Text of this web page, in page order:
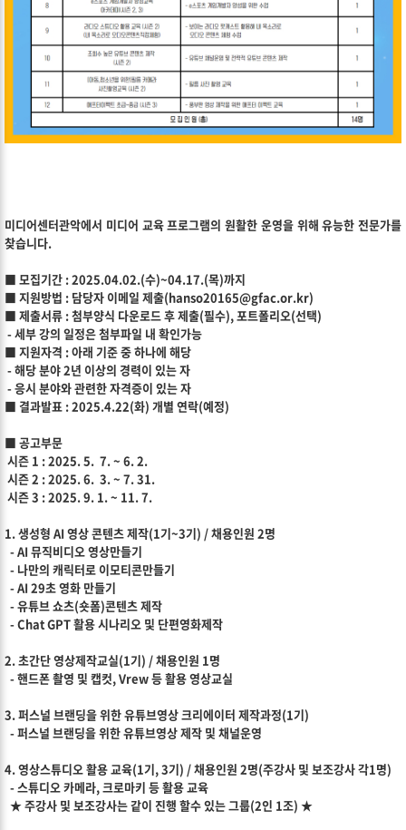
미디어센터관악에서 미디어 교육 프로그램의 원활한 운영을 위해 유능한 전문가를
찾습니다.
■ 모집기간 : 2025.04.02.(수)~04.17.(목)까지
■ 지원방법 : 담당자 이메일 제출(hanso20165@gfac.or.kr)
■ 제출서류 : 첨부양식 다운로드 후 제출(필수), 포트폴리오(선택)
- 세부 강의 일정은 첨부파일 내 확인가능
■ 지원자격 : 아래 기준 중 하나에 해당
- 해당 분야 2년 이상의 경력이 있는 자
- 응시 분야와 관련한 자격증이 있는 자
■ 결과발표 : 2025.4.22(화) 개별 연락(예정)
■ 공고부문
시즌 1 : 2025. 5. 7. ~ 6. 2.
시즌 2 : 2025. 6. 3. ~ 7. 31.
시즌 3 : 2025. 9. 1. ~ 11. 7.
1. 생성형 AI 영상 콘텐츠 제작(1기~3기) / 채용인원 2명
- AI 뮤직비디오 영상만들기
- 나만의 캐릭터로 이모티콘만들기
- AI 29초 영화 만들기
- 유튜브 쇼츠(숏폼)콘텐츠 제작
- Chat GPT 활용 시나리오 및 단편영화제작
2. 초간단 영상제작교실(1기) / 채용인원 1명
- 핸드폰 촬영 및 캡컷, Vrew 등 활용 영상교실
3. 퍼스널 브랜딩을 위한 유튜브영상 크리에이터 제작과정(1기)
- 퍼스널 브랜딩을 위한 유튜브영상 제작 및 채널운영
4. 영상스튜디오 활용 교육(1기, 3기) / 채용인원 2명(주강사 및 보조강사 각1명)
- 스튜디오 카메라, 크로마키 등 활용 교육
★ 주강사 및 보조강사는 같이 진행 할수 있는 그룹(2인 1조) ★